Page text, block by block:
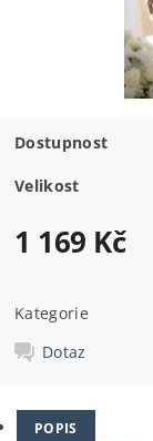
Dostupnost
Velikost
1 169 Kč
Kategorie
Dotaz
POPIS